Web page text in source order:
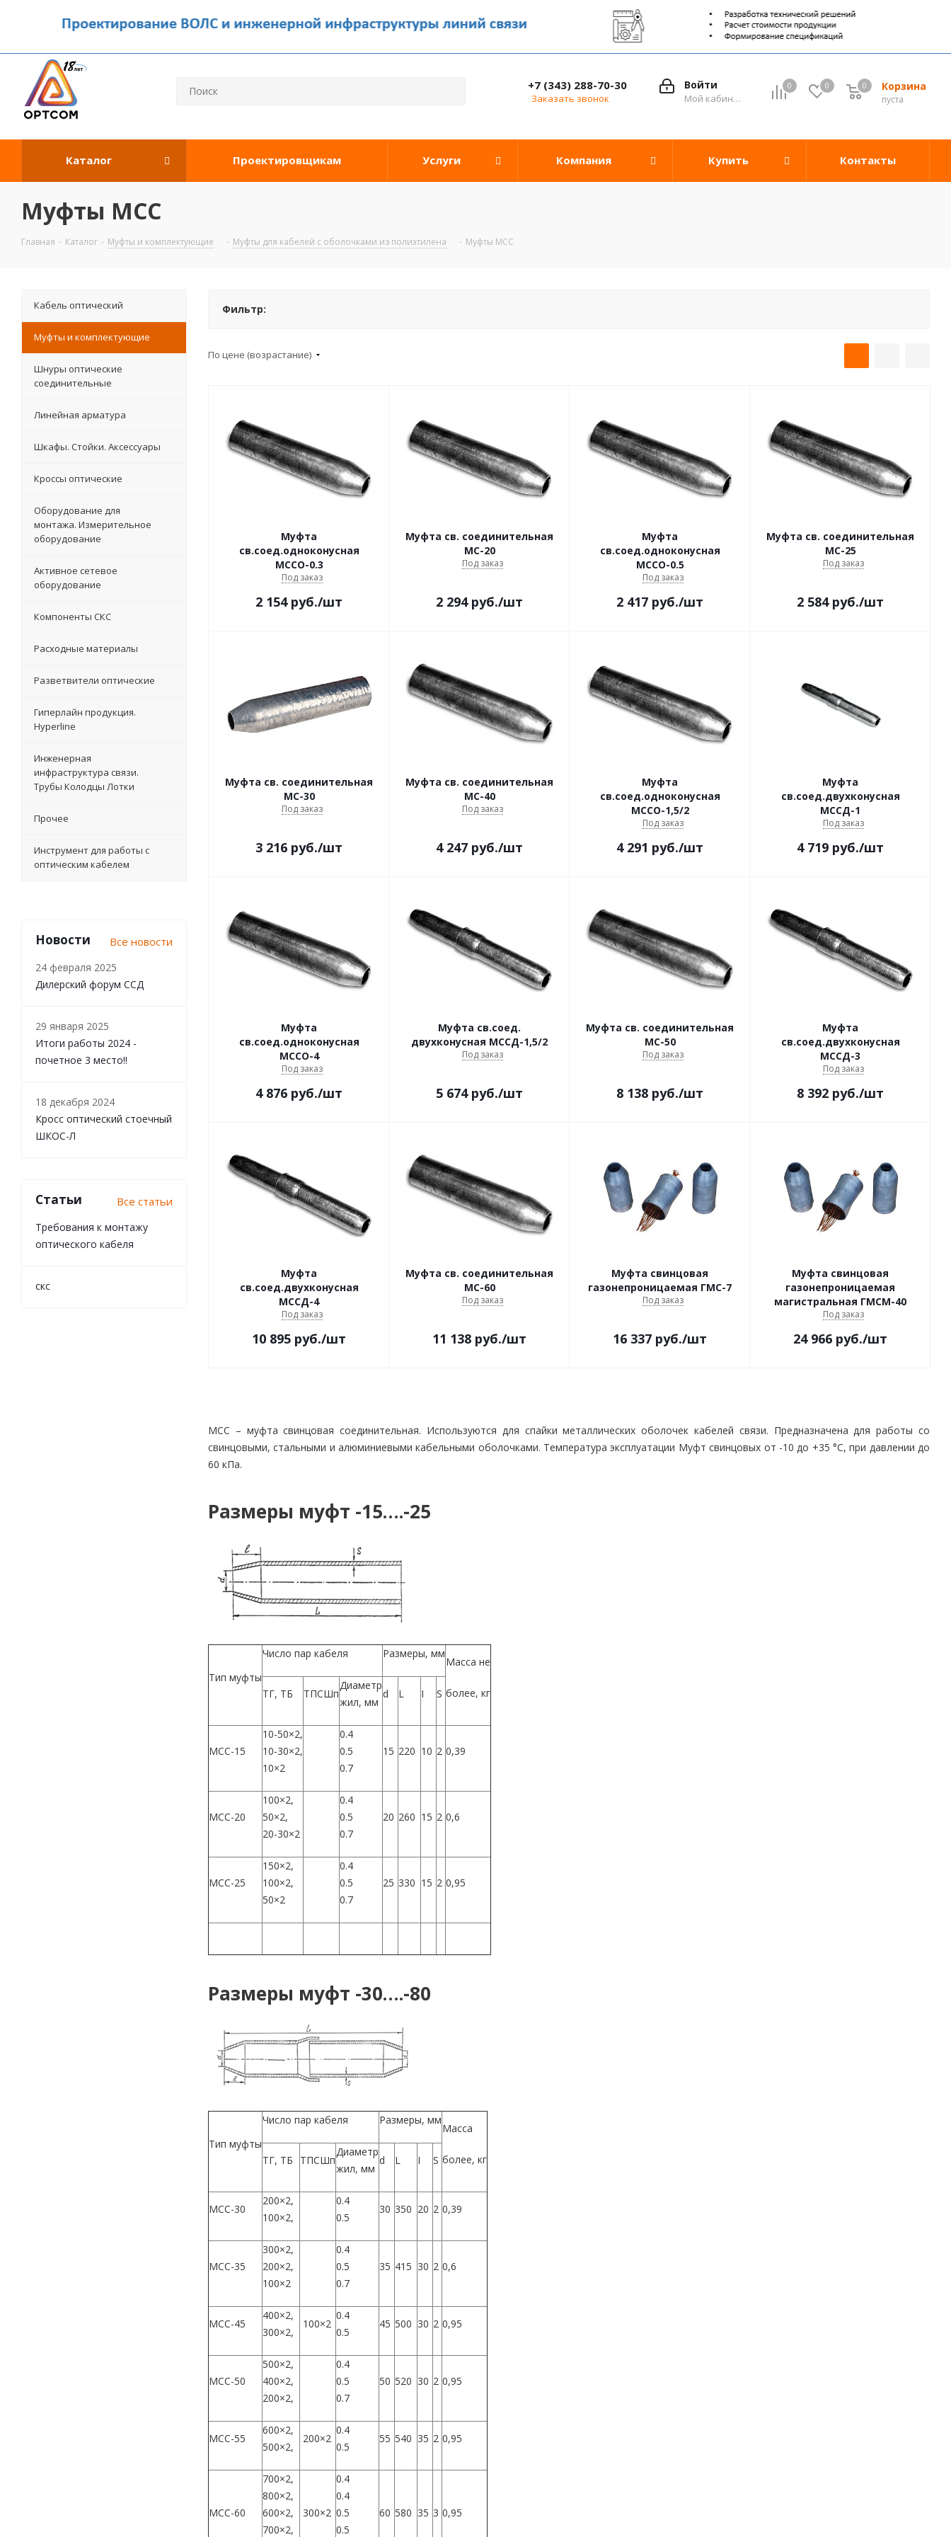
0 0 Корзина
0
пуста
0
Войти
Мой кабинет
+7 (343) 288-70-30
Заказать звонок
Каталог Проектировщикам Услуги Компания Купить Контакты
Муфты МСС
Главная - Каталог - Муфты и комплектующие - Муфты для кабелей с оболочками из полиэтилена - Муфты МСС
Фильтр:
По цене (возрастание)
Муфта
св.соед.одноконусная
МССО-0.3
Под заказ
2 154руб./шт
Муфта св. соединительная
МС-20
Под заказ
2 294руб./шт
Муфта
св.соед.одноконусная
МССО-0.5
Под заказ
2 417 руб./шт
Муфта св. соединительная
МС-25
Под заказ
2 584руб./шт
Муфта св. соединительная
МС-30
Под заказ
3 216 руб./шт
Муфта св. соединительная
МС-40
Под заказ
4 247 руб./шт
Муфта
св.соед.одноконусная
МССО-1,5/2
Под заказ
4 291 руб./шт
Муфта
св.соед.двухконусная
МССД-1
Под заказ
4 719 руб./шт
Муфта
св.соед.одноконусная
МССО-4
Под заказ
4 876 руб./шт
Муфта св.соед.
двухконусная МССД-1,5/2
Под заказ
5 674руб./шт
Муфта св. соединительная
МС-50
Под заказ
8 138 руб./шт
Муфта
св.соед.двухконусная
МССД-3
Под заказ
8 392 руб./шт
Муфта
св.соед.двухконусная
МССД-4
Под заказ
10 895 руб./шт
Муфта св. соединительная
МС-60
Под заказ
11 138 руб./шт
Муфта свинцовая
газонепроницаемая ГМС-7
Под заказ
16 337 руб./шт
Муфта свинцовая
газонепроницаемая
магистральная ГМСМ-40
Под заказ
24 966 руб./шт
МСС – муфта свинцовая соединительная. Используются для спайки металлических оболочек кабелей связи. Предназначена для работы со
свинцовыми, стальными и алюминиевыми кабельными оболочками. Температура эксплуатации Муфт свинцовых от -10 до +35 °С, при давлении до
60 кПа.
Размеры муфт -15….-25
Тип муфты
Число пар кабеля Размеры, мм
Масса не
более, кг
ТГ, ТБ ТПСШп
Диаметр
жил, мм
d L I S
МCC-15
10-50×2,
10-30×2,
10×2
0.4
0.5
0.7
15 220 10 2 0,39
МСС-20
100×2,
50×2,
20-30×2
0.4
0.5
0.7
20 260 15 2 0,6
МСС-25
150×2,
100×2,
50×2
0.4
0.5
0.7
25 330 15 2 0,95
Размеры муфт -30….-80
Тип муфты
Число пар кабеля Размеры, мм
Масса
более, кг
ТГ, ТБ ТПСШп
Диаметр
жил, мм
d L I S
МCC-30
200×2,
100×2,
0.4
0.5
30 350 20 2 0,39
МСС-35
300×2,
200×2,
100×2
0.4
0.5
0.7
35 415 30 2 0,6
МСС-45
400×2,
300×2,
100×2
0.4
0.5
45 500 30 2 0,95
МСС-50
500×2,
400×2,
200×2,
0.4
0.5
0.7
50 520 30 2 0,95
МСС-55
600×2,
500×2,
200×2
0.4
0.5
55 540 35 2 0,95
МСС-60
700×2,
800×2,
600×2,
700×2,
300×2
0.4
0.4
0.5
0.5
60 580 35 3 0,95
Кабель оптический
Муфты и комплектующие
Шнуры оптические
соединительные
Линейная арматура
Шкафы. Стойки. Аксесcуары
Кроссы оптические
Оборудование для
монтажа. Измерительное
оборудование
Активное сетевое
оборудование
Компоненты СКС
Расходные материалы
Разветвители оптические
Гиперлайн продукция.
Hyperline
Инженерная
инфраструктура связи.
Трубы Колодцы Лотки
Прочее
Инструмент для работы с
оптическим кабелем
Новости Все новости
24 февраля 2025
Дилерский форум ССД
29 января 2025
Итоги работы 2024 -
почетное 3 место!!
18 декабря 2024
Кросс оптический стоечный
ШКОС-Л
Статьи Все статьи
Требования к монтажу
оптического кабеля
скс